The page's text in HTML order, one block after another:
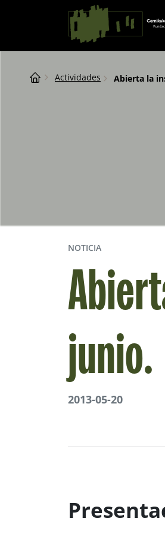
Saltar al contingut
Navegación principal
Breadcrumb
Actividades Abierta la
NOTICIA
junio.
2013-05-20